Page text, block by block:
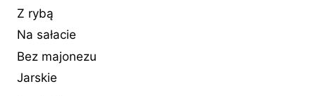
Z rybą
Na sałacie
Bez majonezu
Jarskie